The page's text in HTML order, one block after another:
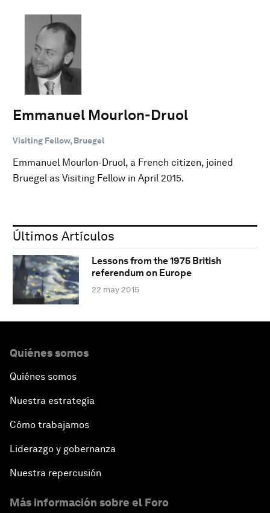
Emmanuel Mourlon-Druol
Visiting Fellow, Bruegel
Emmanuel Mourlon-Druol, a French citizen, joined
Bruegel as Visiting Fellow in April 2015.
Últimos Artículos
Lessons from the 1975 British
referendum on Europe
22 may 2015
Quiénes somos
Quiénes somos
Nuestra estrategia
Cómo trabajamos
Liderazgo y gobernanza
Nuestra repercusión
Más información sobre el Foro